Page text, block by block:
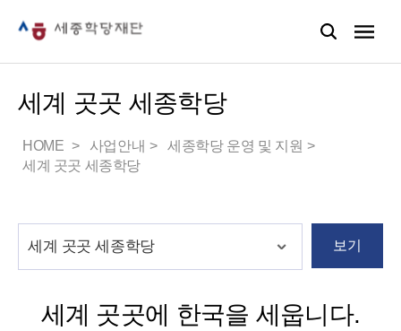
세계 곳곳 세종학당
HOME 사업안내
세종학당 운영 및 지원
세계 곳곳 세종학당
보기
세계 곳곳에 한국을 세웁니다.